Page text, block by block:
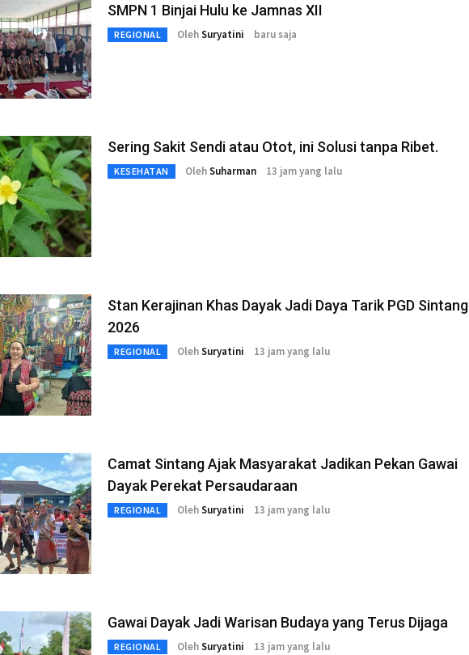
SMPN 1 Binjai Hulu ke Jamnas XII
REGIONAL OlehSuryatini baru saja
Sering Sakit Sendi atau Otot, ini Solusi tanpa Ribet.
KESEHATAN OlehSuharman 13 jam yang lalu
Stan Kerajinan Khas Dayak Jadi Daya Tarik PGD Sintang
2026
REGIONAL OlehSuryatini 13 jam yang lalu
Camat Sintang Ajak Masyarakat Jadikan Pekan Gawai
Dayak Perekat Persaudaraan
REGIONAL OlehSuryatini 13 jam yang lalu
Gawai Dayak Jadi Warisan Budaya yang Terus Dijaga
REGIONAL OlehSuryatini 13 jam yang lalu